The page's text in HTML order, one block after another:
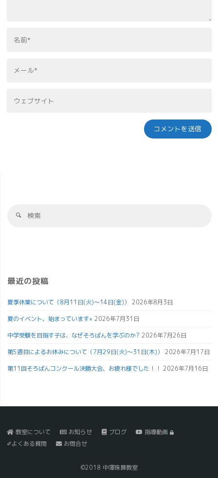
最近の投稿
夏季休業について（8月11日(火)～14日(金)） 2026年8月3日
夏のイベント、始まっています⭐︎ 2026年7月31日
中学受験を目指す子は、なぜそろばんを学ぶのか? 2026年7月26日
第5週目によるお休みについて（7月29日(火)～31日(木)） 2026年7月17日
第11回そろばんコンクール決勝大会、お疲れ様でした！！ 2026年7月16日
教室について お知らせ ブログ
指導動画
✐よくある質問
お問合せ
©2018 中澤珠算教室